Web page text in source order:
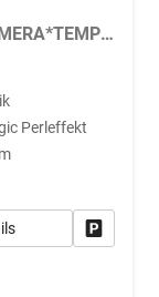
Selection 1.5 TSI DSG*ACC*PDC*KAMERA*TEMPOMAT*LED*SMARTLINK*KLIMA*RADIO*17-ZOLL
Perleffekt